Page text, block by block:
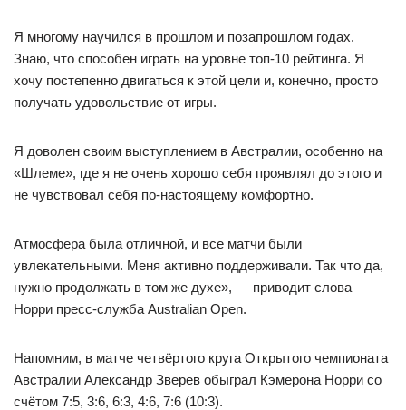
Я многому научился в прошлом и позапрошлом годах.
Знаю, что способен играть на уровне топ-10 рейтинга. Я
хочу постепенно двигаться к этой цели и, конечно, просто
получать удовольствие от игры.
Я доволен своим выступлением в Австралии, особенно на
«Шлеме», где я не очень хорошо себя проявлял до этого и
не чувствовал себя по-настоящему комфортно.
Атмосфера была отличной, и все матчи были
увлекательными. Меня активно поддерживали. Так что да,
нужно продолжать в том же духе», — приводит слова
Норри пресс-служба Australian Open.
Напомним, в матче четвёртого круга Открытого чемпионата
Австралии Александр Зверев обыграл Кэмерона Норри со
счётом 7:5, 3:6, 6:3, 4:6, 7:6 (10:3).